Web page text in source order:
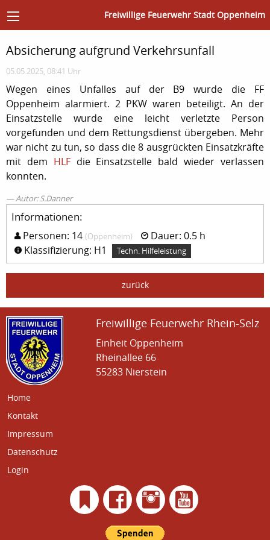
Freiwillige Feuerwehr Stadt Oppenheim
Absicherung aufgrund Verkehrsunfall
05.05.2025, 08:41 Uhr
Wegen eines Unfalles auf der B9 wurde die FF
Oppenheim alarmiert. 2 PKW waren beteiligt. An der
Einsatzstelle wurde eine leicht verletzte Person
vorgefunden und dem Rettungsdienst übergeben. Mehr
war nicht zu tun, so dass die 8 ausgrückten Einsatzkräfte
mit dem HLFdie Einsatzstelle bald wieder verlassen
konnten.
Autor: S.Danner
Informationen:
Personen: 14 (Oppenheim)
Dauer: 0.5 h
Klassifizierung: H1
Techn. Hilfeleistung
zurück
Freiwillige Feuerwehr Rhein-Selz
Einheit Oppenheim
Rheinallee 66
55283 Nierstein
Home
Kontakt
Impressum
Datenschutz
Login